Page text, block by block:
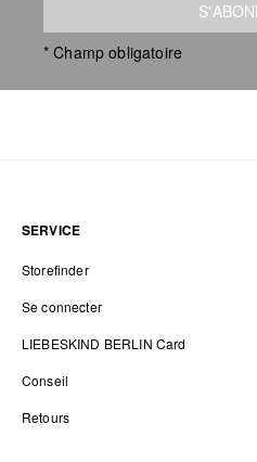
* Champ obligatoire
SERVICE
Storefinder
Se connecter
LIEBESKIND BERLIN Card
Conseil
Retours